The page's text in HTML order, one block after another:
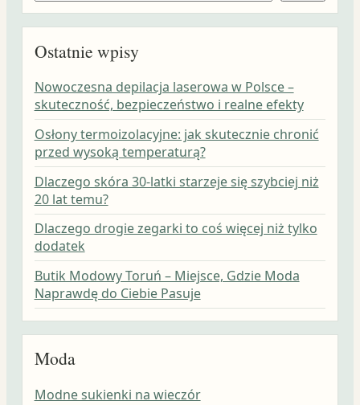
Ostatnie wpisy
Nowoczesna depilacja laserowa w Polsce –
skuteczność, bezpieczeństwo i realne efekty
Osłony termoizolacyjne: jak skutecznie chronić
przed wysoką temperaturą?
Dlaczego skóra 30-latki starzeje się szybciej niż
20 lat temu?
Dlaczego drogie zegarki to coś więcej niż tylko
dodatek
Butik Modowy Toruń – Miejsce, Gdzie Moda
Naprawdę do Ciebie Pasuje
Moda
Modne sukienki na wieczór